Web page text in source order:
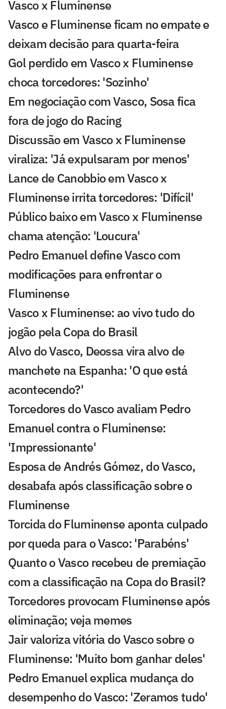
Vasco x Fluminense
Vasco e Fluminense ficam no empate e
deixam decisão para quarta-feira
Gol perdido em Vasco x Fluminense
choca torcedores: 'Sozinho'
Em negociação com Vasco, Sosa fica
fora de jogo do Racing
Discussão em Vasco x Fluminense
viraliza: 'Já expulsaram por menos'
Lance de Canobbio em Vasco x
Fluminense irrita torcedores: 'Difícil'
Público baixo em Vasco x Fluminense
chama atenção: 'Loucura'
Pedro Emanuel define Vasco com
modificações para enfrentar o
Fluminense
Vasco x Fluminense: ao vivo tudo do
jogão pela Copa do Brasil
Alvo do Vasco, Deossa vira alvo de
manchete na Espanha: 'O que está
acontecendo?'
Torcedores do Vasco avaliam Pedro
Emanuel contra o Fluminense:
'Impressionante'
Esposa de Andrés Gómez, do Vasco,
desabafa após classificação sobre o
Fluminense
Torcida do Fluminense aponta culpado
por queda para o Vasco: 'Parabéns'
Quanto o Vasco recebeu de premiação
com a classificação na Copa do Brasil?
Torcedores provocam Fluminense após
eliminação; veja memes
Jair valoriza vitória do Vasco sobre o
Fluminense: 'Muito bom ganhar deles'
Pedro Emanuel explica mudança do
desempenho do Vasco: 'Zeramos tudo'